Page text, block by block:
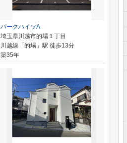
パークハイツA
埼玉県川越市的場１丁目
川越線「的場」駅 徒歩13分
築35年